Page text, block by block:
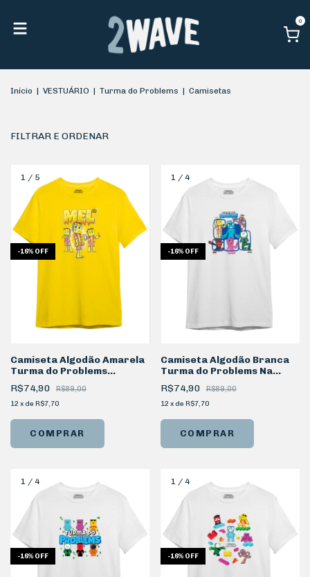
0
Início | VESTUÁRIO | Turma do Problems | Camisetas
FILTRAR E ORDENAR
1 / 5
-16% OFF
Camiseta Algodão Amarela
Turma do Problems
Personagem Mel
R$74,90 R$89,00
12 x de R$7,70
COMPRAR
1/ 4
-16% OFF
Camiseta Algodão Branca
Turma do Problems Na
Telinha
R$74,90 R$89,00
12 x de R$7,70
COMPRAR
1 / 4
-16% OFF
1/ 4
-16% OFF